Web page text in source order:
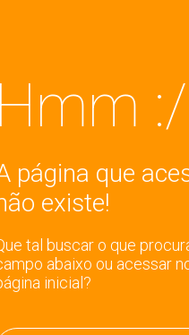
Hmm :/
página que
existe!
tal buscar o que
abaixo ou acessar
inicial?